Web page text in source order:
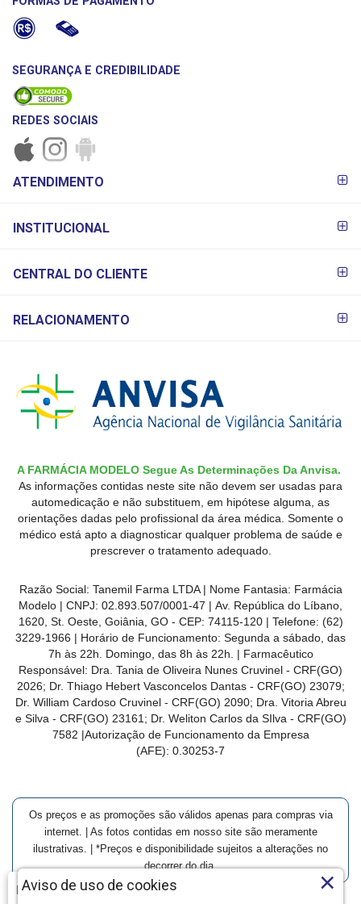
Farmácia Modelo | Goiânia | Entrega Imediata e Clique-
SEGURANÇA E CREDIBILIDADE
REDES SOCIAIS
PAGAMENTO
ATENDIMENTO
INSTITUCIONAL
CENTRAL DO CLIENTE
RELACIONAMENTO
A FARMÁCIA MODELO Segue As Determinações Da Anvisa.
As informações contidas neste site não devem ser usadas para
automedicação e não substituem, em hipótese alguma, as
orientações dadas pelo profissional da área médica. Somente o
médico está apto a diagnosticar qualquer problema de saúde e
prescrever o tratamento adequado.
Razão Social: Tanemil Farma LTDA | Nome Fantasia: Farmácia
Modelo | CNPJ: 02.893.507/0001-47 | Av. República do Líbano,
1620, St. Oeste, Goiânia, GO - CEP: 74115-120 | Telefone: (62)
3229-1966 | Horário de Funcionamento: Segunda a sábado, das
7h às 22h. Domingo, das 8h às 22h. | Farmacêutico
Responsável: Dra. Tania de Oliveira Nunes Cruvinel - CRF(GO)
2026; Dr. Thiago Hebert Vasconcelos Dantas - CRF(GO) 23079;
Dr. William Cardoso Cruvinel - CRF(GO) 2090; Dra. Vitoria Abreu
e Silva - CRF(GO) 23161; Dr. Weliton Carlos da SIlva - CRF(GO)
7582 |Autorização de Funcionamento da Empresa
(AFE): 0.30253-7
Os preços e as promoções são válidos apenas para compras via
internet. | As fotos contidas em nosso site são meramente
ilustrativas. | *Preços e disponibilidade sujeitos a alterações no
decorrer do dia.
Aviso de uso de cookies ×